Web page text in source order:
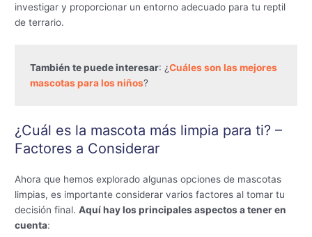
investigar y proporcionar un entorno adecuado para tu reptil
de terrario.
También te puede interesar: ¿Cuáles son las mejores
mascotas para los niños?
¿Cuál es la mascota más limpia para ti? –
Factores a Considerar
Ahora que hemos explorado algunas opciones de mascotas
limpias, es importante considerar varios factores al tomar tu
decisión final.Aquí hay los principales aspectos a tener en
cuenta: